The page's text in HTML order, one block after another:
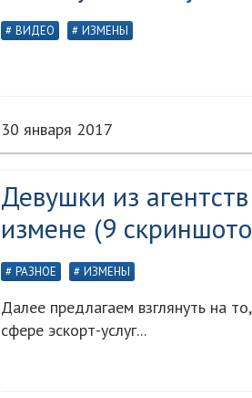
ВИДЕО ИЗМЕНЫ
30 января 2017
Девушки из
измене (9
РАЗНОЕ ИЗМЕНЫ
Далее предлагаем взглянуть на
сфере эскорт-услуг...